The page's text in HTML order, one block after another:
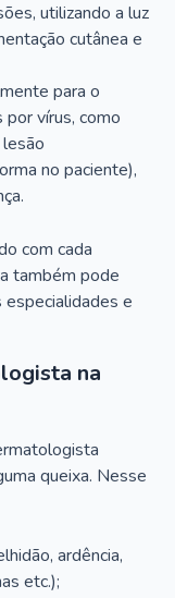
utilizando a luz
cutânea e
para o
vírus, como
no paciente),
com cada
também pode
especialidades e
na
queixa. Nesse
ardência,
etc.);